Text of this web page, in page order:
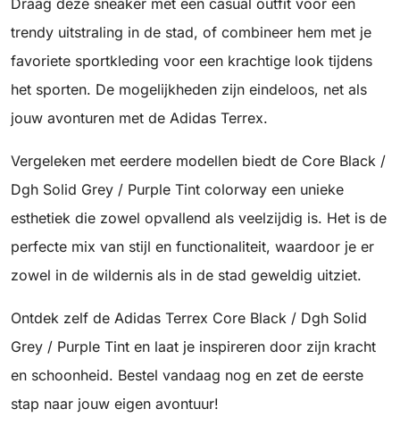
Draag deze sneaker met een casual outfit voor een
trendy uitstraling in de stad, of combineer hem met je
favoriete sportkleding voor een krachtige look tijdens
het sporten. De mogelijkheden zijn eindeloos, net als
jouw avonturen met de Adidas Terrex.
Vergeleken met eerdere modellen biedt de Core Black /
Dgh Solid Grey / Purple Tint colorway een unieke
esthetiek die zowel opvallend als veelzijdig is. Het is de
perfecte mix van stijl en functionaliteit, waardoor je er
zowel in de wildernis als in de stad geweldig uitziet.
Ontdek zelf de Adidas Terrex Core Black / Dgh Solid
Grey / Purple Tint en laat je inspireren door zijn kracht
en schoonheid. Bestel vandaag nog en zet de eerste
stap naar jouw eigen avontuur!